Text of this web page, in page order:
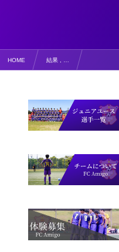
HOME 結果 , …